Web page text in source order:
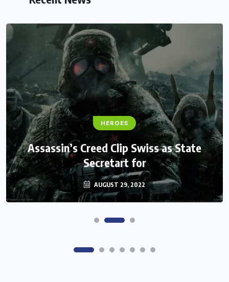
HEROES
Assassin’s Creed Clip Swiss as State
Secretart for
AUGUST 29, 2022
FANTASY
Monster Jam Titans success farms their
efforts
AUGUST 29, 2022